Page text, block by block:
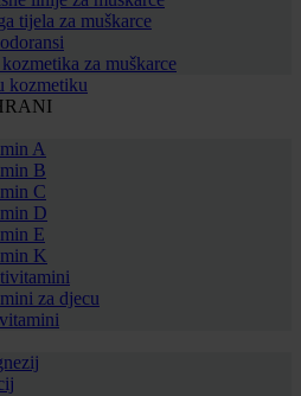
tijela za muškarce
za muškarce
kozmetiku
A
B
C
D
E
K
za djecu